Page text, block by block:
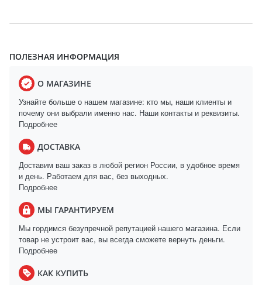
ПОЛЕЗНАЯ ИНФОРМАЦИЯ
О МАГАЗИНЕ
Узнайте больше о нашем магазине: кто мы, наши клиенты и
почему они выбрали именно нас. Наши контакты и реквизиты.
Подробнее
ДОСТАВКА
Доставим ваш заказ в любой регион России, в удобное время
и день. Работаем для вас, без выходных.
Подробнее
МЫ ГАРАНТИРУЕМ
Мы гордимся безупречной репутацией нашего магазина. Если
товар не устроит вас, вы всегда сможете вернуть деньги.
Подробнее
КАК КУПИТЬ